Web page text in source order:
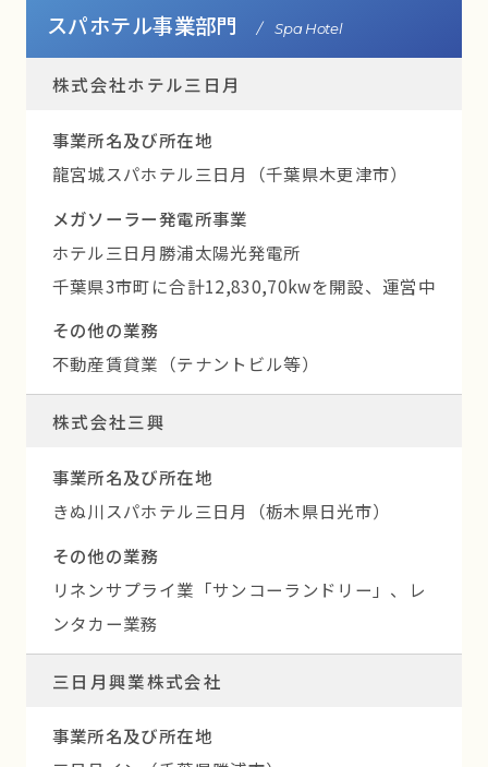
スパホテル事業部門 / Spa Hotel
株式会社ホテル三日月
事業所名及び所在地
龍宮城スパホテル三日月（千葉県木更津市）
メガソーラー発電所事業
ホテル三日月勝浦太陽光発電所
千葉県3市町に合計12,830,70kwを開設、運営中
その他の業務
不動産賃貸業（テナントビル等）
株式会社三興
事業所名及び所在地
きぬ川スパホテル三日月（栃木県日光市）
その他の業務
リネンサプライ業「サンコーランドリー」、レ
ンタカー業務
三日月興業株式会社
事業所名及び所在地